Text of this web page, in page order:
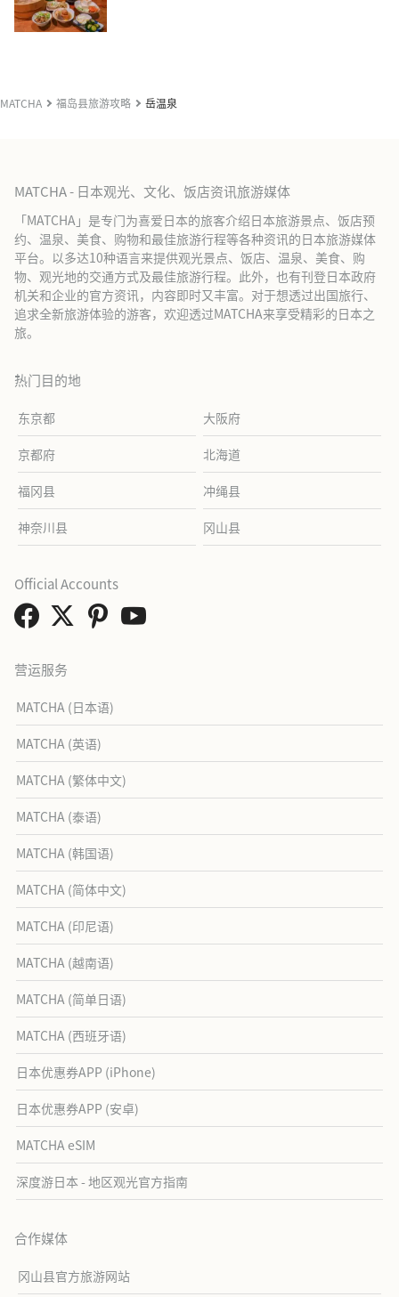
MATCHA 福岛县旅游攻略 岳温泉
MATCHA - 日本观光、文化、饭店资讯旅游媒体
「MATCHA」是专门为喜爱日本的旅客介绍日本旅游景点、饭店预
约、温泉、美食、购物和最佳旅游行程等各种资讯的日本旅游媒体
平台。以多达10种语言来提供观光景点、饭店、温泉、美食、购
物、观光地的交通方式及最佳旅游行程。此外，也有刊登日本政府
机关和企业的官方资讯，内容即时又丰富。对于想透过出国旅行、
追求全新旅游体验的游客，欢迎透过MATCHA来享受精彩的日本之
旅。
热门目的地
东京都 大阪府
京都府 北海道
福冈县 冲绳县
神奈川县 冈山县
营运服务
MATCHA (日本语)
MATCHA (英语)
MATCHA (繁体中文)
MATCHA (泰语)
MATCHA (韩国语)
MATCHA (简体中文)
MATCHA (印尼语)
MATCHA (越南语)
MATCHA (简单日语)
MATCHA (西班牙语)
日本优惠券APP (iPhone)
日本优惠券APP (安卓)
MATCHA eSIM
深度游日本 - 地区观光官方指南
合作媒体
冈山县官方旅游网站
Official Accounts